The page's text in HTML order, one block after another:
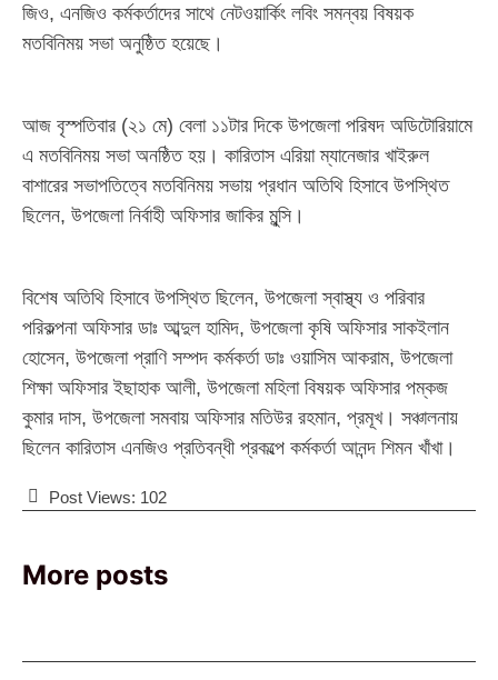
জিও, এনজিও কর্মকর্তাদের সাথে নেটওয়ার্কিং লবিং সমন্বয় বিষয়ক
মতবিনিময় সভা অনুষ্ঠিত হয়েছে।
আজ বৃস্পতিবার (২১ মে) বেলা ১১টার দিকে উপজেলা পরিষদ অডিটোরিয়ামে
এ মতবিনিময় সভা অনষ্ঠিত হয়। কারিতাস এরিয়া ম্যানেজার খাইরুল
বাশারের সভাপতিত্বে মতবিনিময় সভায় প্রধান অতিথি হিসাবে উপস্থিত
ছিলেন, উপজেলা নির্বাহী অফিসার জাকির মুন্সি।
বিশেষ অতিথি হিসাবে উপস্থিত ছিলেন, উপজেলা স্বাস্থ্য ও পরিবার
পরিকল্পনা অফিসার ডাঃ আব্দুল হামিদ, উপজেলা কৃষি অফিসার সাকইলান
হোসেন, উপজেলা প্রাণি সম্পদ কর্মকর্তা ডাঃ ওয়াসিম আকরাম, উপজেলা
শিক্ষা অফিসার ইছাহাক আলী, উপজেলা মহিলা বিষয়ক অফিসার পম্কজ
কুমার দাস, উপজেলা সমবায় অফিসার মতিউর রহমান, প্রমূখ। সঞ্চালনায়
ছিলেন কারিতাস এনজিও প্রতিবন্ধী প্রকল্পে কর্মকর্তা আনন্দ শিমন খাঁখা।
Post Views: 102
More posts